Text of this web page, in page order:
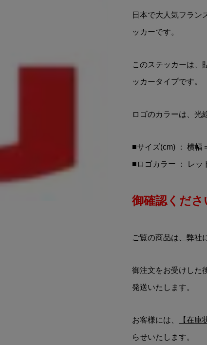
ズ)ステッカー
日本で大人気フラン
ッカーです。
このステッカーは、
ッカータイプです。
ロゴのカラーは、光
■サイズ(cm) ： 横幅
■ロゴカラー ： レッ
御確認くだ
ご覧の商品は、弊社
御注文をお受けした
発送いたします。
お客様には、 【在庫
らせいたします。